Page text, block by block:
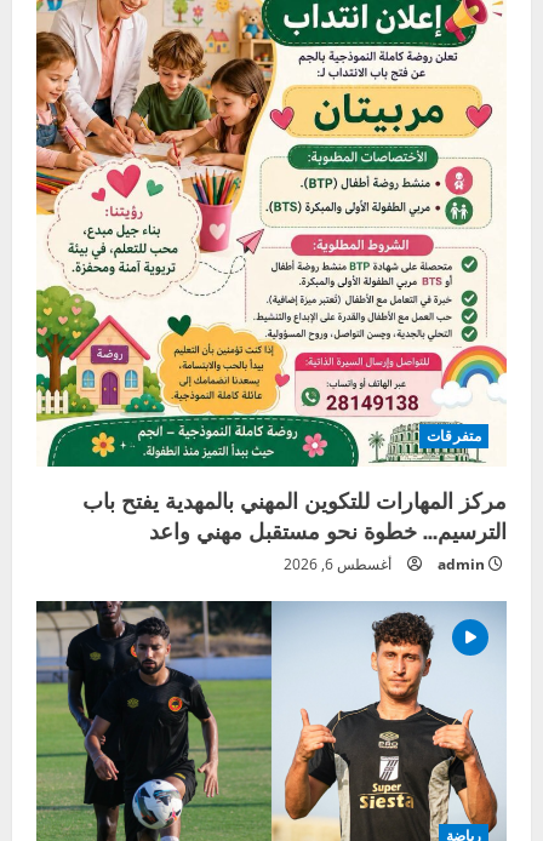
متفرقات
مركز المهارات للتكوين المهني بالمهدية يفتح باب
الترسيم… خطوة نحو مستقبل مهني واعد
admin أغسطس 6, 2026
رياضة